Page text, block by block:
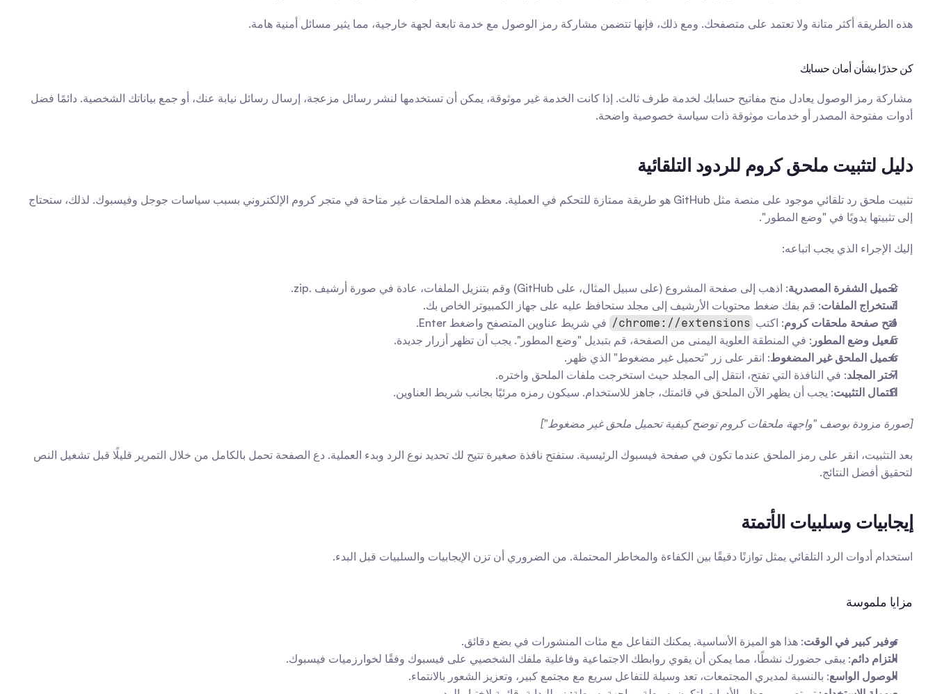
هذه الطريقة أكثر متانة ولا تعتمد على متصفحك. ومع ذلك، فإنها تتضمن مشاركة رمز الوصول مع خدمة تابعة لجهة خارجية، مما يثير مسائل أمنية هامة.
كن حذرًا بشأن أمان حسابك
أدوات مفتوحة المصدر أو خدمات موثوقة ذات سياسة خصوصية واضحة.
دليل لتثبيت ملحق كروم للردود التلقائية
إلى تثبيتها يدويًا في "وضع المطور".
إليك الإجراء الذي يجب اتباعه:
تحميل الشفرة المصدرية: اذهب إلى صفحة المشروع (على سبيل المثال، على GitHub) وقم بتنزيل الملفات، عادة في صورة أرشيف .zip.
استخراج الملفات: قم بفك ضغط محتويات الأرشيف إلى مجلد ستحافظ عليه على جهاز الكمبيوتر الخاص بك.
فتح صفحة ملحقات كروم: اكتب chrome://extensions/
في شريط عناوين المتصفح واضغط Enter.
تفعيل وضع المطور : في المنطقة العلوية اليمنى من الصفحة، قم بتبديل "وضع المطور". يجب أن تظهر أزرار جديدة.
تحميل الملحق غير المضغوط: انقر على زر "تحميل غير مضغوط" الذي ظهر.
اختر المجلد: في النافذة التي تفتح، انتقل إلى المجلد حيث استخرجت ملفات الملحق واختره.
اكتمال التثبيت: يجب أن يظهر الآن الملحق في قائمتك، جاهز للاستخدام. سيكون رمزه مرئيًا بجانب شريط العناوين.
[صورة مزودة بوصف "واجهة ملحقات كروم توضح كيفية تحميل ملحق غير مضغوط"]
لتحقيق أفضل النتائج.
إيجابيات وسلبيات الأتمتة
استخدام أدوات الرد التلقائي يمثل توازنًا دقيقًا بين الكفاءة والمخاطر المحتملة. من الضروري أن تزن الإيجابيات والسلبيات قبل البدء.
مزايا ملموسة
توفير كبير في الوقت: هذا هو الميزة الأساسية. يمكنك التفاعل مع مئات المنشورات في بضع دقائق.
التزام دائم: يبقى حضورك نشطًا، مما يمكن أن يقوي روابطك الاجتماعية وفاعلية ملفك الشخصيي على فيسبوك وفقًا لخوارزميات فيسبوك.
الوصول الواسع: بالنسبة لمديري المجتمعات، تعد وسيلة للتفاعل سريع مع مجتمع كبير، وتعزيز الشعور بالانتماء.